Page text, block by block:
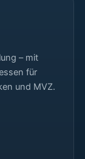
– mit
für
und MVZ.